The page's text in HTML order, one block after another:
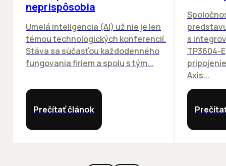
neprispôsobia
Umelá inteligencia (AI) už nie je len
témou technologických konferencií.
Stáva sa súčasťou každodenného
fungovania firiem a spolu s tým...
Prečítať článok
s
TP3604-
Axis...